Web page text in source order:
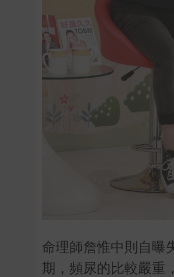
命理師詹惟中則自曝
期，頻尿的比較嚴重